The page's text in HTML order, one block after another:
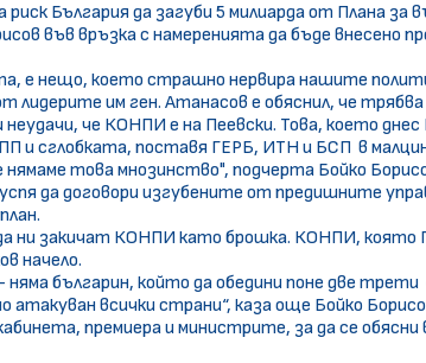
България да загуби 5 милиарда от Плана
във връзка с намеренията да бъде внесено
е нещо, което страшно нервира нашите
лидерите им ген. Атанасов е обяснил, че
че КОНПИ е на Пеевски. Това, което
и сглобката, поставя ГЕРБ, ИТН и БСП в
това мнозинство", подчерта Бойко
да договори изгубените от предишните
ни закичат КОНПИ като брошка. КОНПИ, която
начело.
българин, който да обедини поне две
всички страни“, каза още Бойко
премиера и министрите, за да се